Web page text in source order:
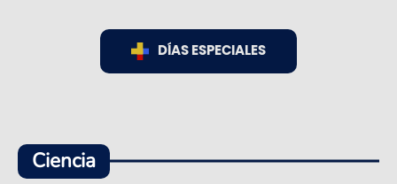
DÍAS ESPECIALES
Ciencia